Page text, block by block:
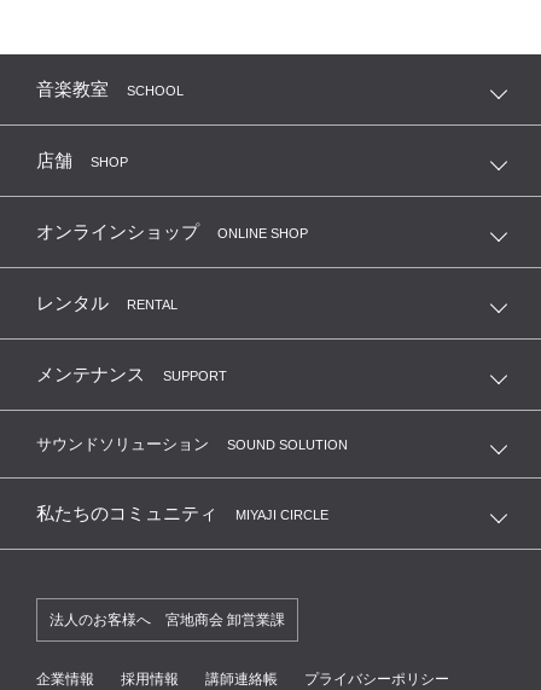
音楽教室 SCHOOL
店舗 SHOP
オンラインショップ ONLINE SHOP
レンタル RENTAL
メンテナンス SUPPORT
サウンドソリューション SOUND SOLUTION
私たちのコミュニティ MIYAJI CIRCLE
法人のお客様へ 宮地商会 卸営業課
企業情報 採用情報 講師連絡帳 プライバシーポリシー